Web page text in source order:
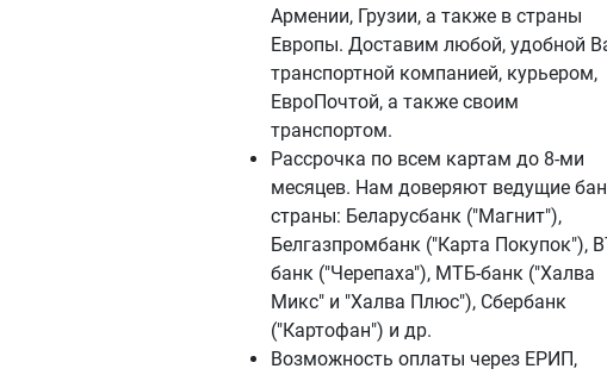
Армении, Грузии, а также в страны
Европы. Доставим любой, удобной
транспортной компанией, курьером,
ЕвроПочтой, а также своим
транспортом.
Рассрочка по всем картам до 8-ми
месяцев. Нам доверяют ведущие
страны: Беларусбанк ("Магнит"),
Белгазпромбанк ("Карта Покупок"),
банк ("Черепаха"), МТБ-банк ("Халва
Микс" и "Халва Плюс"), Сбербанк
("Картофан") и др.
Возможность оплаты через ЕРИП,